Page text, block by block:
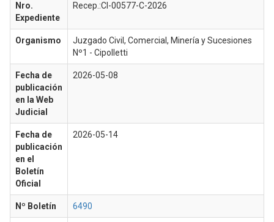
Nro.
Expediente
Recep.:CI-00577-C-2026
Organismo
Juzgado Civil, Comercial, Minería y Sucesiones
Nº1 - Cipolletti
Fecha de
publicación
en la Web
Judicial
2026-05-08
Fecha de
publicación
en el
Boletín
Oficial
2026-05-14
Nº Boletín 6490